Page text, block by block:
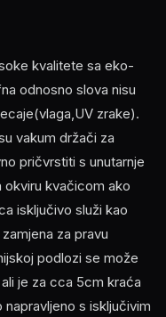
kvalitete sa eko-
odnosno slova nisu
zrake).
vakum držači za
pričvrstiti s unutarnje
okviru kvačicom ako
isključivo služi kao
za pravu
podlozi se može
je za cca 5cm kraća
s isključivim